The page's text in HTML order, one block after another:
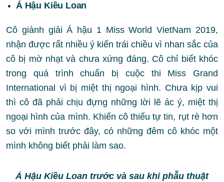
Á Hậu Kiều Loan
Cô giành giải Á hậu 1 Miss World VietNam 2019,
nhận được rất nhiều ý kiến trái chiều vì nhan sắc của
cô bị mờ nhạt và chưa xứng đáng. Cô chỉ biết khóc
trong quá trình chuẩn bị cuộc thi Miss Grand
International vì bị miệt thị ngoại hình. Chưa kịp vui
thì cô đã phải chịu đựng những lời lẽ ác ý, miệt thị
ngoại hình của mình. Khiến cô thiếu tự tin, rụt rè hơn
so với mình trước đây, có những đêm cô khóc một
mình không biết phải làm sao.
Á Hậu Kiều Loan trước và sau khi phẫu thuật